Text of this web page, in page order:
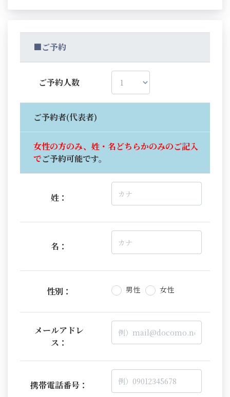
■ご予約
ご予約人数
ご予約者(代表者)
女性の方のみ、姓・名どちらかのみのご記入
でご予約可能です。
姓：
名：
性別： 男性 女性
メールアドレ
ス：
携帯電話番号：